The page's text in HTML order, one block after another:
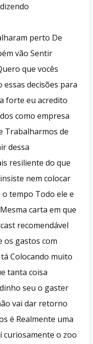
perto De
vão Sentir
que vocês
decisões para
forte eu acredito
como empresa
Trabalharmos de
dessa
resiliente do que
nem colocar
tempo Todo ele e
carta em que
recomendável
os gastos com
Colocando muito
tanta coisa
seu o gaster
vai dar retorno
é Realmente uma
curiosamente o zoo